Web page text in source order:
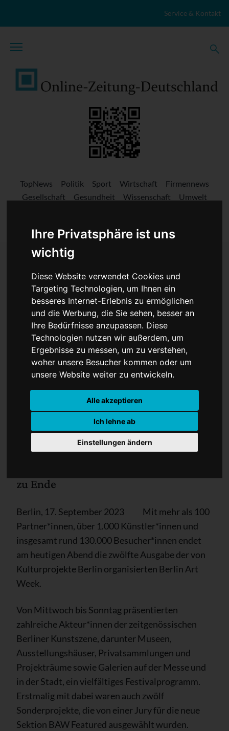
Ihre Privatsphäre ist uns
wichtig
Diese Website verwendet Cookies und
Targeting Technologien, um Ihnen ein
besseres Internet-Erlebnis zu ermöglichen
und die Werbung, die Sie sehen, besser an
Ihre Bedürfnisse anzupassen. Diese
Technologien nutzen wir außerdem, um
Ergebnisse zu messen, um zu verstehen,
woher unsere Besucher kommen oder um
unsere Website weiter zu entwickeln.
Alle akzeptieren
Ich lehne ab
Einstellungen ändern
Service & Kontakt
TopNews Politik Sport Wirtschaft
Firmennews
Gesellschaft
Gesundheit Wissenschaft
Umwelt
Berlin Art Week 2023
zu Ende
Berlin, 17. September 2023 ­ ­ ­ ­ ­ ­ ­ ­ ­ ­ Mit mehr als 100
Partner*innen, über 1.000 Künstler*innen und
insgesamt rund 130.000 Besucher*innen endet
am heutigen Abend die zwölfte Ausgabe der von
Kulturprojekte Berlin organisierten Berlin Art
Week.
Von Mittwoch bis Sonntag präsentierten
zahlreiche Akteur*innen der zeitgenössischen
Berliner Kunstszene, darunter Museen,
Ausstellungshäuser, Privatsammlungen und
Projekträume sowie Galerien auf der Messe und
in der Stadt, ein vielfältiges Festivalprogramm.
Erstmalig mit dabei waren auch zwölf
Sonderprojekte, die von einer Jury für die neue
Sektion BAW Featured ausgewählt wurden.